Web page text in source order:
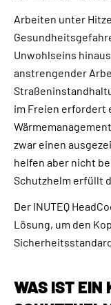
Arbeiten unter
Unwohlseins
anstrengender
im Freien erfordert
zwar einen
helfen aber nicht
Schutzhelm erfüllt
Der INUTEQ
Lösung, um den
WAS IST EIN